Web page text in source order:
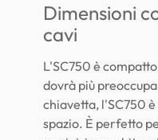
Dimensioni
cavi
L'SC750 è
dovrà più
chiavetta, l'SC750
spazio. È perfetto